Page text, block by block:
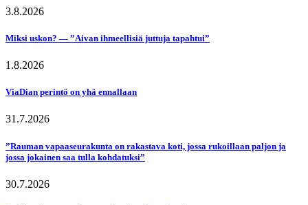
3.8.2026
Miksi uskon? — ”Aivan ihmeellisiä juttuja tapahtui”
1.8.2026
ViaDian perintö on yhä ennallaan
31.7.2026
”Rauman vapaaseurakunta on rakastava koti, jossa rukoillaan paljon ja
jossa jokainen saa tulla kohdatuksi”
30.7.2026